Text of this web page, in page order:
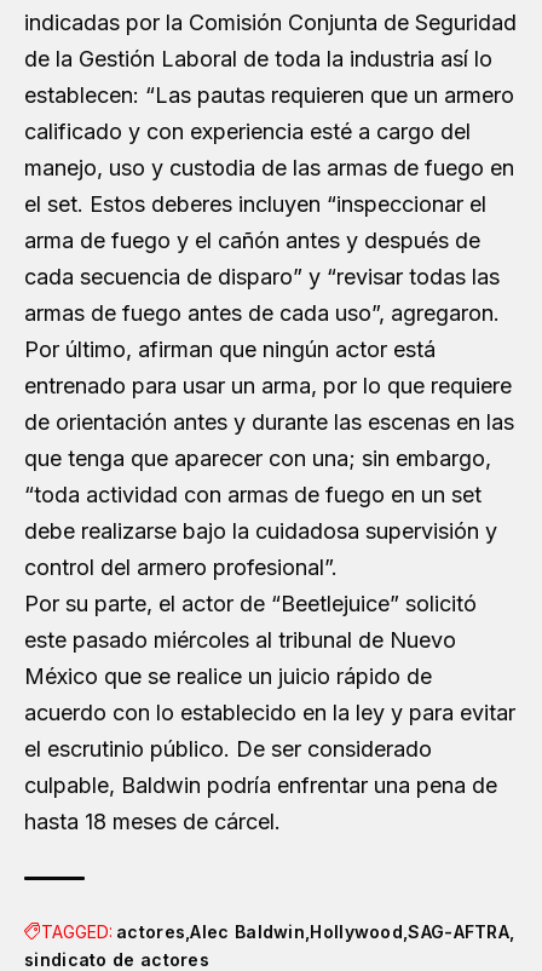
indicadas por la Comisión Conjunta de Seguridad
de la Gestión Laboral de toda la industria así lo
establecen: “Las pautas requieren que un armero
calificado y con experiencia esté a cargo del
manejo, uso y custodia de las armas de fuego en
el set. Estos deberes incluyen “inspeccionar el
arma de fuego y el cañón antes y después de
cada secuencia de disparo” y “revisar todas las
armas de fuego antes de cada uso”, agregaron.
Por último, afirman que ningún actor está
entrenado para usar un arma, por lo que requiere
de orientación antes y durante las escenas en las
que tenga que aparecer con una; sin embargo,
“toda actividad con armas de fuego en un set
debe realizarse bajo la cuidadosa supervisión y
control del armero profesional”.
Por su parte, el actor de “Beetlejuice” solicitó
este pasado miércoles al tribunal de Nuevo
México que se realice un juicio rápido de
acuerdo con lo establecido en la ley y para evitar
el escrutinio público. De ser considerado
culpable, Baldwin podría enfrentar una pena de
hasta 18 meses de cárcel.
TAGGED: actores Alec Baldwin Hollywood SAG-AFTRA
sindicato de actores